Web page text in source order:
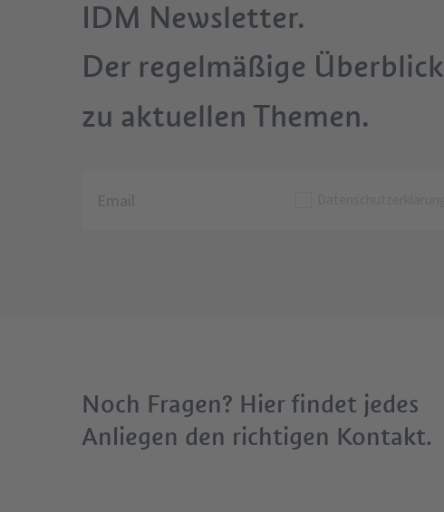
IDM Newsletter.
Der regelmäßige Überblick
zu aktuellen Themen.
Noch Fragen? Hier findet jedes
Anliegen den richtigen Kontakt.